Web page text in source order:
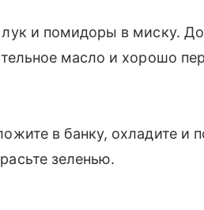
и помидоры в миску.
масло и хорошо
в банку, охладите и
зеленью.